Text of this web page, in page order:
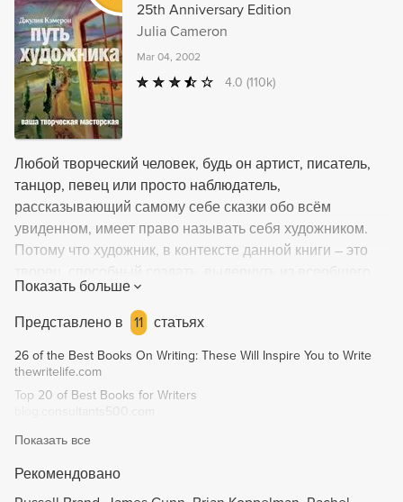
25th Anniversary Edition
Julia Cameron
Mar 04, 2002
4.0 (110k)
Любой творческий человек, будь он артист, писатель,
танцор, певец или просто наблюдатель,
рассказывающий самому себе сказки обо всём
увиденном, имеет право называть себя художником.
Потому что художник, в контексте данной книги – это
бессознательного нечто уникальное, прекрасное. Часто
окружающие люди и жизненные перипетии заставляют
человека отказаться от мечты и при этом он ещё и
оправдывает себя – «Ничего нового мне всё равно не
удастся сказать», «На хлеб этим не заработаешь»,
«Если я буду целыми днями торчать за мольбертом,
никто не утверждает, что надо выбирать между двумя
полюсами: гениальность-бездарность, обеспеченная
Показать больше
Представлено в
11 статьях
26 of the Best Books On Writing: These Will Inspire You to Write
thewritelife.com
Top 20 of Best Books for Writers
Показать все
Рекомендовано